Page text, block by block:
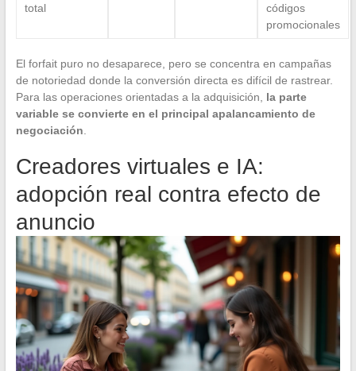
total
códigos
promocionales
El forfait puro no desaparece, pero se concentra en campañas
de notoriedad donde la conversión directa es difícil de rastrear.
Para las operaciones orientadas a la adquisición, la parte
variable se convierte en el principal apalancamiento de
negociación
Creadores virtuales e IA:
adopción real contra efecto de
anuncio